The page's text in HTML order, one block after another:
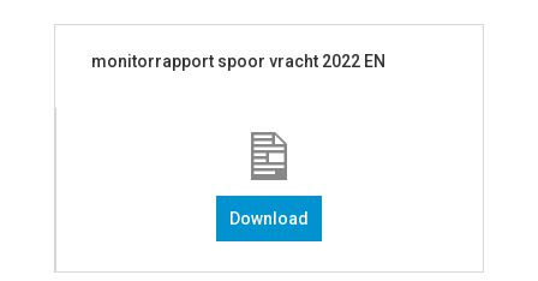
monitorrapport spoor vracht 2022 EN
Download